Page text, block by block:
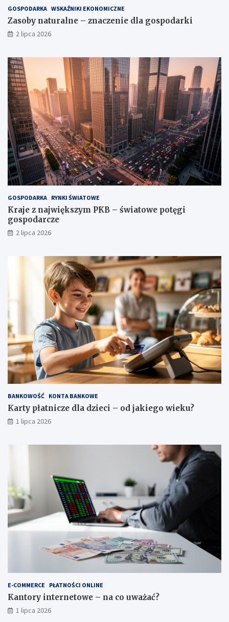
GOSPODARKA WSKAŹNIKI EKONOMICZNE
Zasoby naturalne – znaczenie dla gospodarki
2 lipca 2026
GOSPODARKA RYNKI ŚWIATOWE
Kraje z największym PKB – światowe potęgi
gospodarcze
2 lipca 2026
BANKOWOŚĆ KONTA BANKOWE
Karty płatnicze dla dzieci – od jakiego wieku?
1 lipca 2026
E-COMMERCE PŁATNOŚCI ONLINE
Kantory internetowe – na co uważać?
1 lipca 2026